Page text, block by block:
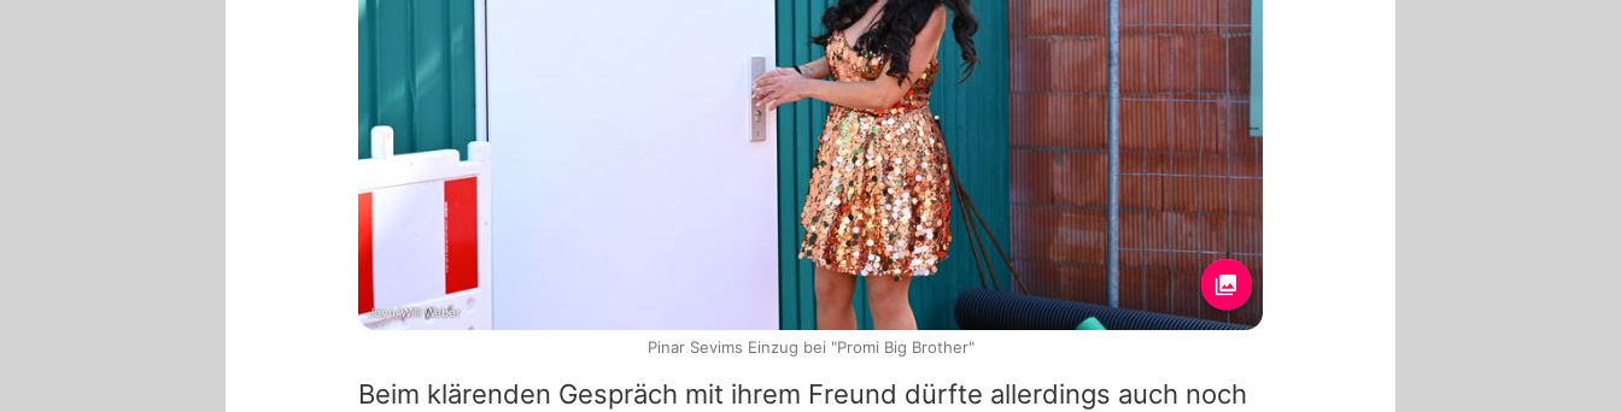
Beim klärenden Gespräch mit ihrem Freund dürfte allerdings auch noch
Joyn/Willi Weber
Pinar Sevims Einzug bei "Promi Big Brother"